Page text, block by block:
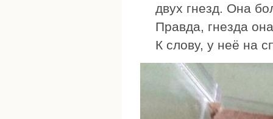
двух гнезд. Она
Правда, гнезда
К слову, у неё на